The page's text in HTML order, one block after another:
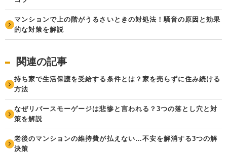
マンションで上の階がうるさいときの対処法！騒音の原因と効果
的な対策を解説
関連の記事
持ち家で生活保護を受給する条件とは？家を売らずに住み続ける
方法
なぜリバースモーゲージは悲惨と言われる？3つの落とし穴と対
策を解説
老後のマンションの維持費が払えない…不安を解消する3つの解
決策